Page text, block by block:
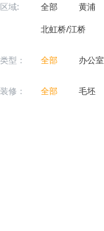
区域: 全部 黄浦
北虹桥/江桥
类型： 全部 办公室
装修： 全部 毛坯